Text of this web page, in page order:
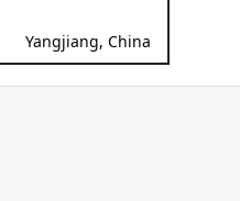
Yangjiang, China